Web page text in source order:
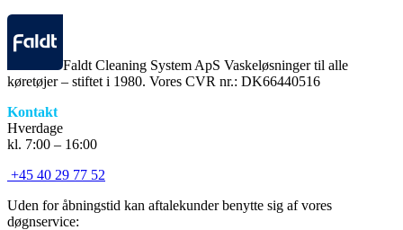
Faldt Cleaning System ApS Vaskeløsninger til alle
køretøjer – stiftet i 1980. Vores CVR nr.: DK66440516
Kontakt
Hverdage
kl. 7:00 – 16:00
+45 40 29 77 52
Uden for åbningstid kan aftalekunder benytte sig af vores
døgnservice: